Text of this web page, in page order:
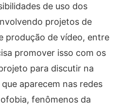
de uso dos
projetos de
produção de vídeo, entre
promover isso com os
para discutir na
aparecem nas redes
fenômenos da